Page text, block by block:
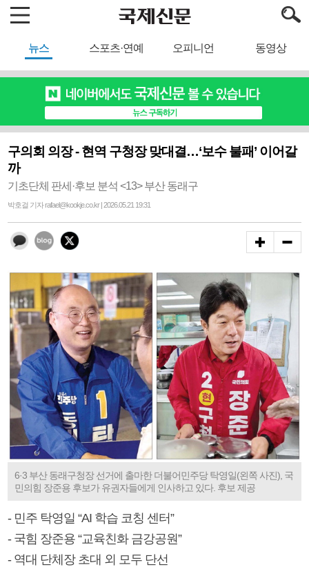
뉴스 스포츠·연예 오피니언 동영상
구의회 의장 - 현역 구청장 맞대결…‘보수 불패’ 이어갈
까
기초단체 판세·후보 분석 <13> 부산 동래구
박호걸 기자 rafael@kookje.co.kr | 2026.05.21 19:31
6·3 부산 동래구청장 선거에 출마한 더불어민주당 탁영일(왼쪽 사진), 국
민의힘 장준용 후보가 유권자들에게 인사하고 있다. 후보 제공
- 민주 탁영일 “AI 학습 코칭 센터”
- 국힘 장준용 “교육친화 금강공원”
- 역대 단체장 초대 외 모두 단선